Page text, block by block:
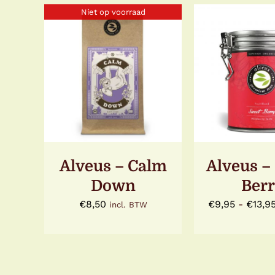
Niet op voorraad
DETAILS
Alveus – Calm
Down
€8,50 incl. BTW
OPTIES
DIT
PRODUCT
HEEFT
KAN
DE
Alveus –
€9,95 - €